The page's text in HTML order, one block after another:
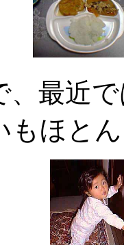
、最近
もほと